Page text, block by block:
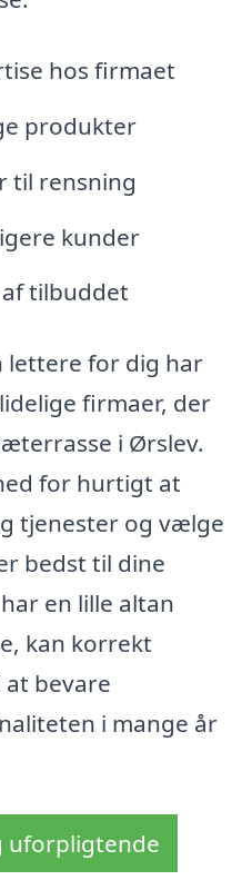
hos firmaet
produkter
til rensning
kunder
tilbuddet
lettere for dig har
firmaer, der
i Ørslev.
for hurtigt at
tjenester og vælge
bedst til dine
en lille altan
kan korrekt
bevare
i mange år
uforpligtende